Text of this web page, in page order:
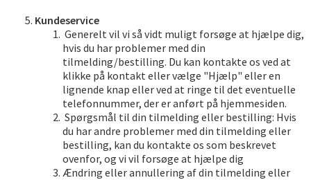
Kundeservice
Generelt vil vi så vidt muligt forsøge at hjælpe dig,
hvis du har problemer med din
tilmelding/bestilling. Du kan kontakte os ved at
klikke på kontakt eller vælge "Hjælp" eller en
lignende knap eller ved at ringe til det eventuelle
telefonnummer, der er anført på hjemmesiden.
Spørgsmål til din tilmelding eller bestilling: Hvis
du har andre problemer med din tilmelding eller
bestilling, kan du kontakte os som beskrevet
ovenfor, og vi vil forsøge at hjælpe dig
Ændring eller annullering af din tilmelding eller